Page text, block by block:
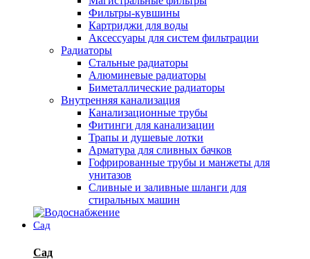
Фильтры-кувшины
Картриджи для воды
Аксессуары для систем фильтрации
Радиаторы
Стальные радиаторы
Алюминевые радиаторы
Биметаллические радиаторы
Внутренняя канализация
Канализационные трубы
Фитинги для канализации
Трапы и душевые лотки
Арматура для сливных бачков
Гофрированные трубы и манжеты для
унитазов
Сливные и заливные шланги для
стиральных машин
Сад
Сад